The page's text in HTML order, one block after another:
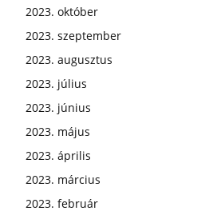
2023. október
2023. szeptember
2023. augusztus
2023. július
2023. június
2023. május
2023. április
2023. március
2023. február